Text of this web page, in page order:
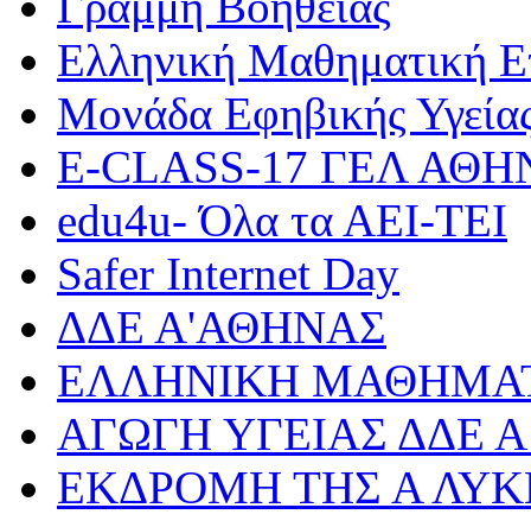
Ελληνική Μαθηματική
Μονάδα Εφηβικής
Ε-CLASS-17 ΓΕΛ
edu4u- Όλα τα ΑΕΙ-ΤΕΙ
Safer Internet Day
ΔΔΕ Α'ΑΘΗΝΑΣ
ΕΛΛΗΝΙΚΗ
ΑΓΩΓΗ ΥΓΕΙΑΣ ΔΔΕ
ΕΚΔΡΟΜΗ ΤΗΣ Α